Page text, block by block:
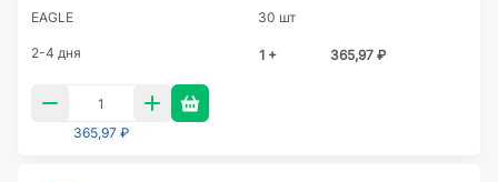
EAGLE 30 шт
2-4 дня 1 + 365,97 ₽
365,97 ₽